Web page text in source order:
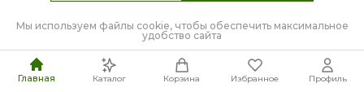
Скидки дня
Мы используем файлы cookie, чтобы обеспечить максимальное
удобство сайта
Главная Каталог Корзина Избранное Профиль